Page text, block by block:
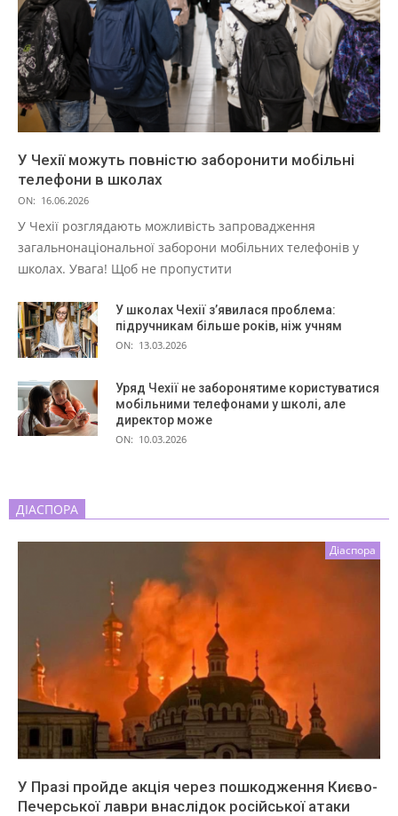
У Чехії можуть повністю заборонити мобільні
телефони в школах
ON: 16.06.2026
У Чехії розглядають можливість запровадження
загальнонаціональної заборони мобільних телефонів у
школах. Увага! Щоб не пропустити
У школах Чехії з’явилася проблема:
підручникам більше років, ніж учням
ON: 13.03.2026
Уряд Чехії не заборонятиме користуватися
мобільними телефонами у школі, але
директор може
ON: 10.03.2026
ДІАСПОРА
Діаспора
У Празі пройде акція через пошкодження Києво-
Печерської лаври внаслідок російської атаки